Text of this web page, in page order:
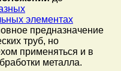
элементах
предназначение
труб, но
применяться и в
металла.